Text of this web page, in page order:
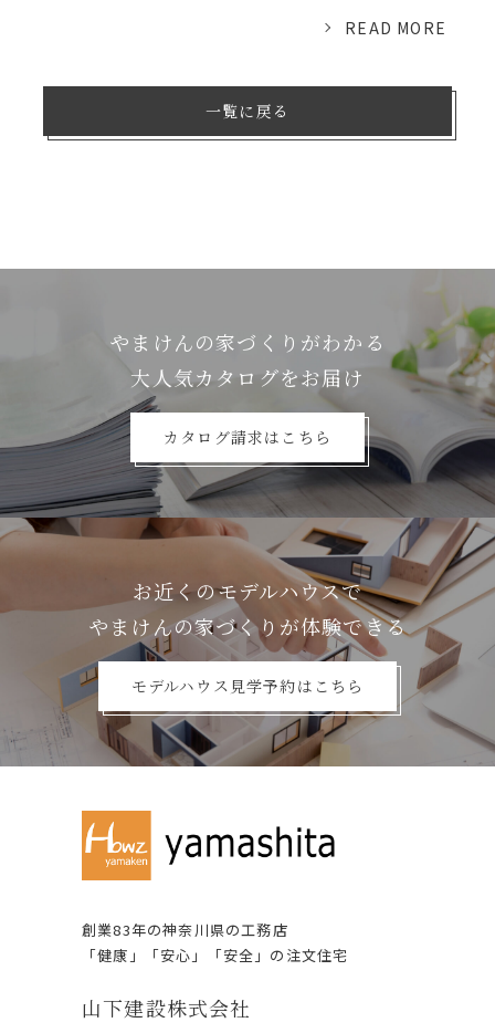
READ MORE
一覧に戻る
やまけんの家づくりがわかる
⼤⼈気カタログをお届け
カタログ請求はこちら
お近くのモデルハウスで
やまけんの家づくりが体験できる
モデルハウス見学予約はこちら
創業83年の神奈川県の⼯務店
「健康」「安⼼」「安全」の注⽂住宅
⼭下建設株式会社